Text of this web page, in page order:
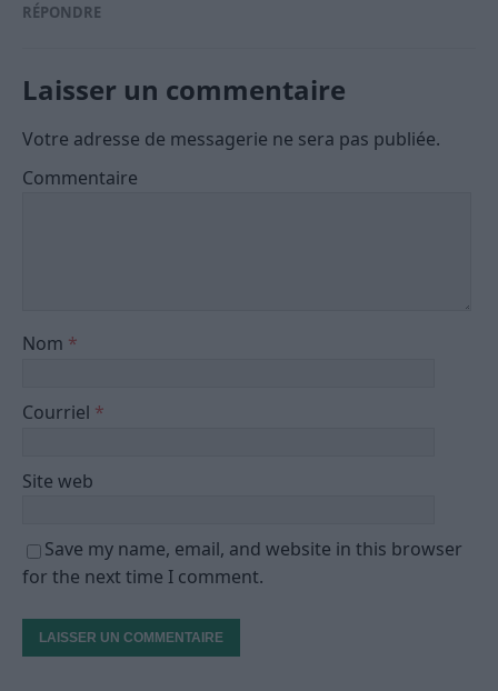
RÉPONDRE
Laisser un commentaire
Votre adresse de messagerie ne sera pas publiée.
Commentaire
Nom *
Courriel *
Site web
Save my name, email, and website in this browser
for the next time I comment.